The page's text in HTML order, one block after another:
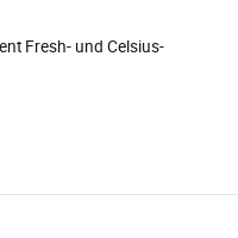
Fresh- und Celsius-